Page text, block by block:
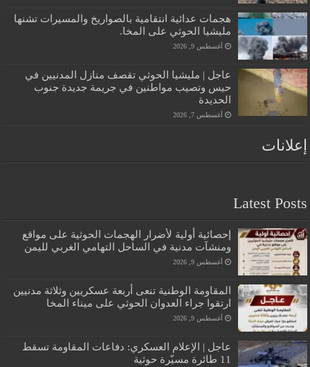
هجمات عدائية انتقامية بالصواريخ والمسيرات تشنها
مليشيا الحوثي على المخا.
أغسطس 9, 2026
عاجل | مليشيا الحوثي تقصف منازل المدنيين في
حيس وتصيب مواطنين في جريمة جديدة جنوب
الحديدة
أغسطس 7, 2026
إعلانات
Latest Posts
إحصائية أولية لأضرار الهجمات الحوثية على مواقع
ومنشآت مدنية في الساحل التهامي الغربي لليمن
أغسطس 9, 2026
المقاومة الوطنية تنعى أربعة عسكريين وثلاثة مدنيين
ارتقوا جراء العدوان الحوثي على ميناء المخا
أغسطس 9, 2026
عاجل | الإعلام العسكري: دفاعات المقاومة تسقط
11 طائرة مسيّرة حوثية